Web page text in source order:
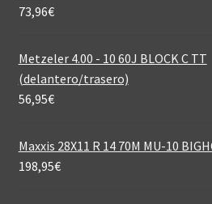
73,96€
Metzeler 4.00 - 10 60J BLOCK C TT
(delantero/trasero)
56,95€
Maxxis 28X11 R 14 70M MU-10
198,95€